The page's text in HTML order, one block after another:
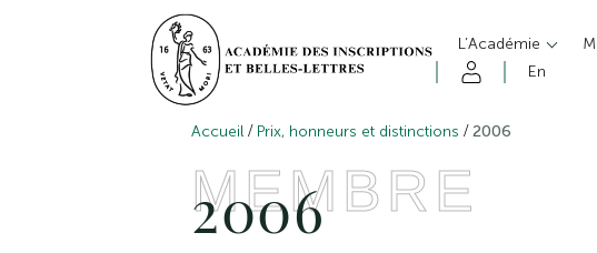
L’Académie
En
Accueil / Prix, honneurs et distinctions /2006
MEMBRE
2006